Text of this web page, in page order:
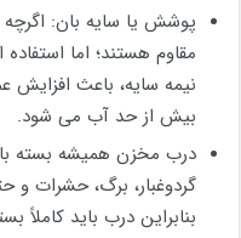
پوشش یا سایه‌ بان: اگرچه
مقاوم هستند؛ اما
نیمه ‌سایه، باعث
بیش از حد آب می‌ شود.
درب مخزن همیشه بسته
گردوغبار، برگ، حشرات
بنابراین درب باید کاملاً